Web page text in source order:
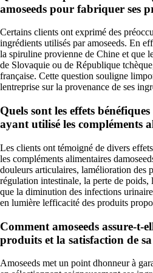
amoseeds pour fabriquer ses
Certains clients ont exprimé des
ingrédients utilisés par amoseeds. En
la spiruline provienne de Chine et que
de Slovaquie ou de République
française. Cette question souligne
lentreprise sur la provenance de ses
Quels sont les effets
ayant utilisé les compléments
Les clients ont témoigné de divers
les compléments alimentaires
douleurs articulaires, lamélioration des
régulation intestinale, la perte de
que la diminution des infections
en lumière lefficacité des produits
Comment amoseeds assure-t-
produits et la satisfaction de
Amoseeds met un point dhonneur à